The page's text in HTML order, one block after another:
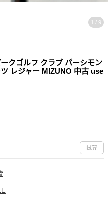
1 / 9
クゴルフ クラブ パーシモン
レジャー MIZUNO 中古 use
試算